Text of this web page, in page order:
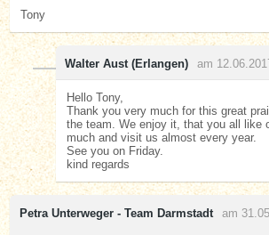
Tony
Walter Aust (Erlangen) am
Hello Tony,
Thank you very much for this great
the team. We enjoy it, that you all like
much and visit us almost every year.
See you on Friday.
kind regards
Petra Unterweger - Team Darmstadt
am